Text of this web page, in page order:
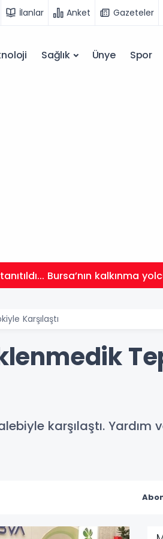
İlanlar Anket Gazeteler
Sağlık Ünye Spor
tanıtıldı... Bursa’nın kalkınma
Karşılaştı
karşılaştı. Yardım